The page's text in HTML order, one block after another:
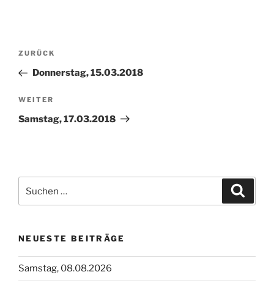
Beitragsnavigation
Vorheriger
Beitrag
ZURÜCK
Donnerstag, 15.03.2018
Nächster
Beitrag
WEITER
Samstag, 17.03.2018
nach:
NEUESTE BEITRÄGE
Samstag, 08.08.2026